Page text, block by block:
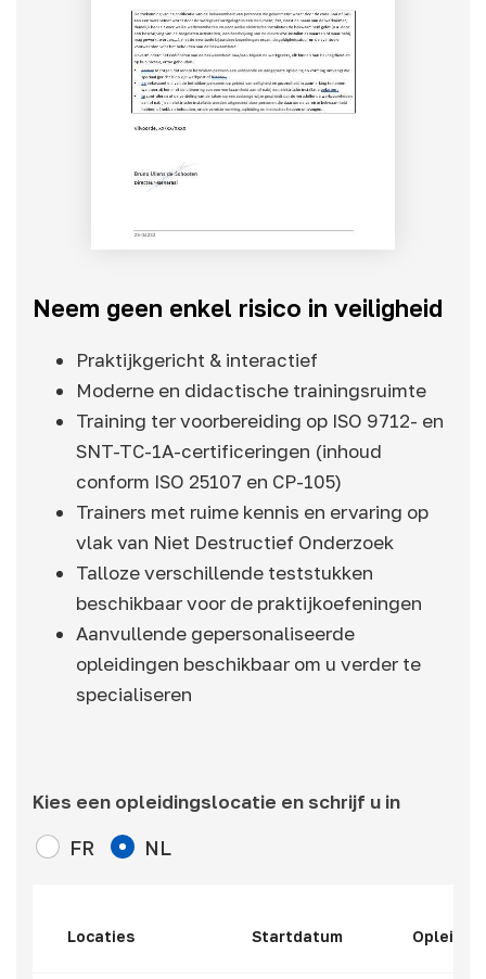
Neem geen enkel risico in veiligheid
Praktijkgericht & interactief
Moderne en didactische trainingsruimte
Training ter voorbereiding op ISO 9712- en
SNT-TC-1A-certificeringen (inhoud
conform ISO 25107 en CP-105)
Trainers met ruime kennis en ervaring op
vlak van Niet Destructief Onderzoek
Talloze verschillende teststukken
beschikbaar voor de praktijkoefeningen
Aanvullende gepersonaliseerde
opleidingen beschikbaar om u verder te
specialiseren
Kies een opleidingslocatie en schrijf u in
FR NL
Locaties Startdatum